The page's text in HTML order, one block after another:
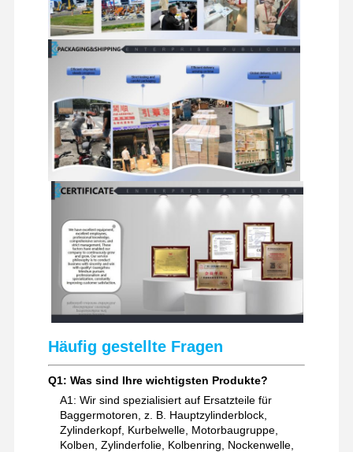
Häufig gestellte Fragen
Q1: Was sind Ihre wichtigsten Produkte?
A1: Wir sind spezialisiert auf Ersatzteile für
Baggermotoren, z. B. Hauptzylinderblock,
Zylinderkopf, Kurbelwelle, Motorbaugruppe,
Kolben, Zylinderfolie, Kolbenring, Nockenwelle,